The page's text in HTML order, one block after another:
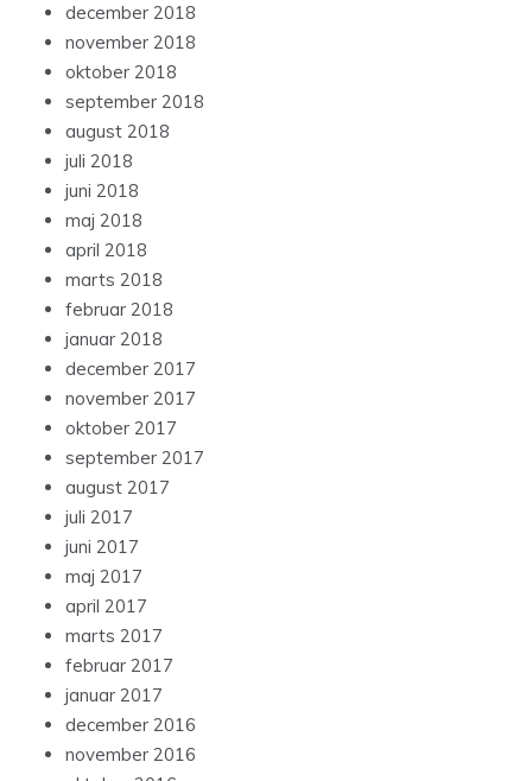
december 2018
november 2018
oktober 2018
september 2018
august 2018
juli 2018
juni 2018
maj 2018
april 2018
marts 2018
februar 2018
januar 2018
december 2017
november 2017
oktober 2017
september 2017
august 2017
juli 2017
juni 2017
maj 2017
april 2017
marts 2017
februar 2017
januar 2017
december 2016
november 2016